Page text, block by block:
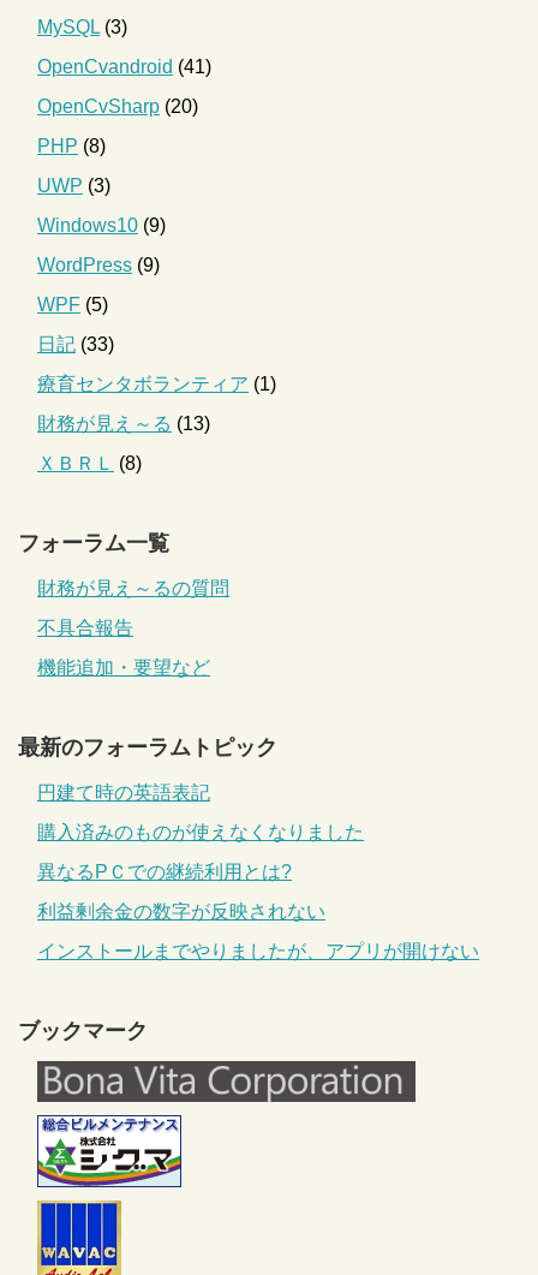
MySQL (3)
OpenCvandroid (41)
OpenCvSharp (20)
PHP (8)
UWP (3)
Windows10 (9)
WordPress (9)
WPF (5)
日記 (33)
療育センタボランティア (1)
財務が見え～る (13)
ＸＢＲＬ (8)
フォーラム一覧
財務が見え～るの質問
不具合報告
機能追加・要望など
最新のフォーラムトピック
円建て時の英語表記
購入済みのものが使えなくなりました
異なるPＣでの継続利用とは?
利益剰余金の数字が反映されない
インストールまでやりましたが、アプリが開けない
ブックマーク